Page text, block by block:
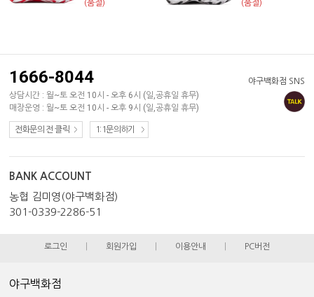
(품절) (품절)
야구백화점 SNS
1666-8044
상담시간 : 월~토 오전 10시 - 오후 6시 (일,공휴일 휴무)
매장운영 : 월~토 오전 10시 - 오후 9시 (일,공휴일 휴무)
전화문의 전 클릭 1:1문의하기
BANK ACCOUNT
농협 김미영(야구백화점)
301-0339-2286-51
로그인 회원가입 이용안내 PC버전
야구백화점